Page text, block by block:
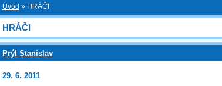
Úvod » HRÁČI
HRÁČI
Prýl Stanislav
29. 6. 2011